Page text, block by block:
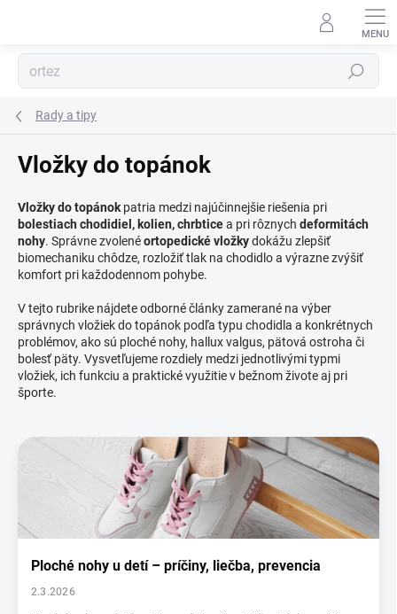
Hľadať
Rady a tipy
Vložky do topánok
Vložky do topánok patria medzi najúčinnejšie riešenia pri
bolestiach chodidiel, kolien, chrbticea pri rôznych deformitách
nohy. Správne zvolenéortopedické vložkydokážu zlepšiť
biomechaniku chôdze, rozložiť tlak na chodidlo a výrazne zvýšiť
komfort pri každodennom pohybe.
V tejto rubrike nájdete odborné články zamerané na výber
správnych vložiek do topánok podľa typu chodidla a konkrétnych
problémov, ako sú ploché nohy, hallux valgus, pätová ostroha či
bolesť päty. Vysvetľujeme rozdiely medzi jednotlivými typmi
vložiek, ich funkciu a praktické využitie v bežnom živote aj pri
športe.
ý
č
l
Ploché nohy u detí – príčiny, liečba, prevencia
2.3.2026